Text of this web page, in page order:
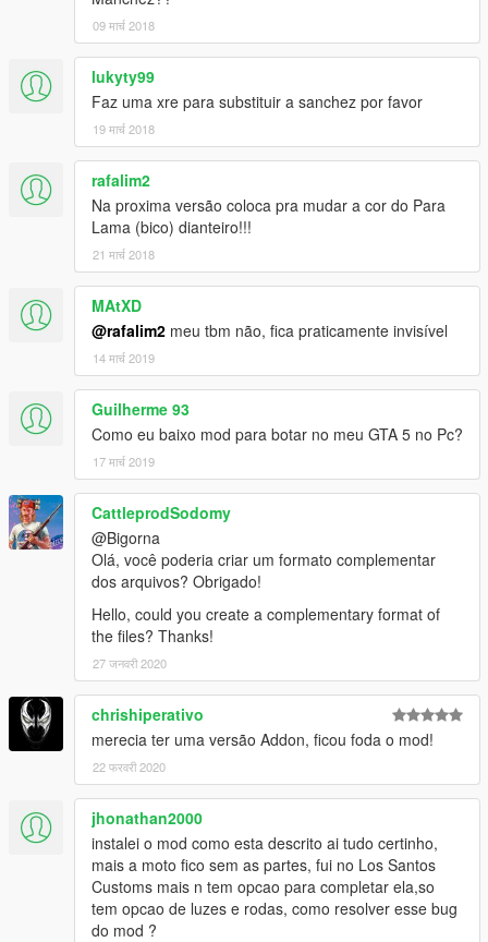
09 मार्च 2018
lukyty99
Faz uma xre para substituir a sanchez por favor
19 मार्च 2018
rafalim2
Na proxima versão coloca pra mudar a cor do Para
Lama (bico) dianteiro!!!
21 मार्च 2018
MAtXD
@rafalim2 meu tbm não, fica praticamente invisível
14 मार्च 2019
Guilherme 93
Como eu baixo mod para botar no meu GTA 5 no Pc?
17 मार्च 2019
CattleprodSodomy
@Bigorna
Olá, você poderia criar um formato complementar
dos arquivos? Obrigado!
Hello, could you create a complementary format of
the files? Thanks!
27 जनवरी 2020
chrishiperativo
merecia ter uma versão Addon, ficou foda o mod!
22 फरवरी 2020
jhonathan2000
instalei o mod como esta descrito ai tudo certinho,
mais a moto fico sem as partes, fui no Los Santos
Customs mais n tem opcao para completar ela,so
tem opcao de luzes e rodas, como resolver esse bug
do mod ?